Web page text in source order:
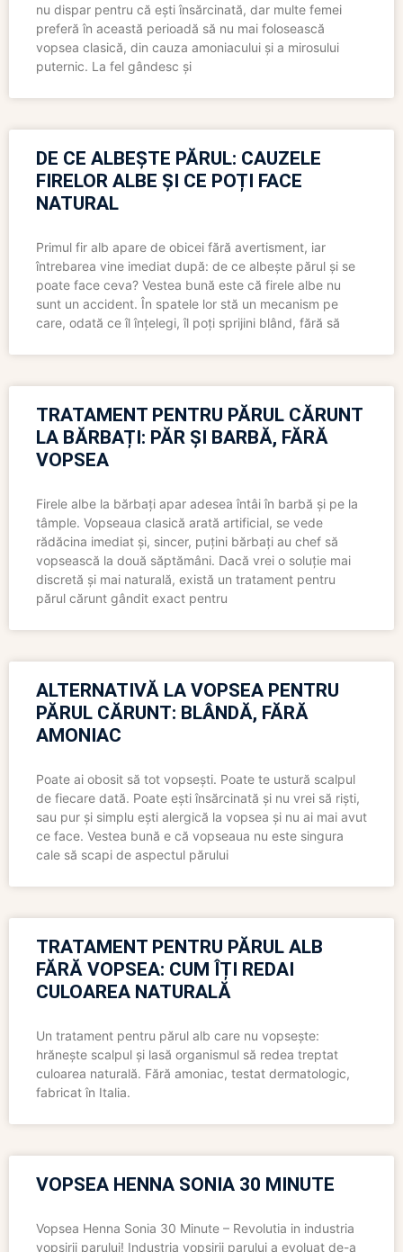
nu dispar pentru că ești însărcinată, dar multe femei
preferă în această perioadă să nu mai folosească
vopsea clasică, din cauza amoniacului și a mirosului
puternic. La fel gândesc și
DE CE ALBEȘTE PĂRUL: CAUZELE
FIRELOR ALBE ȘI CE POȚI FACE
NATURAL
Primul fir alb apare de obicei fără avertisment, iar
întrebarea vine imediat după: de ce albește părul și se
poate face ceva? Vestea bună este că firele albe nu
sunt un accident. În spatele lor stă un mecanism pe
care, odată ce îl înțelegi, îl poți sprijini blând, fără să
TRATAMENT PENTRU PĂRUL CĂRUNT
LA BĂRBAȚI: PĂR ȘI BARBĂ, FĂRĂ
VOPSEA
Firele albe la bărbați apar adesea întâi în barbă și pe la
tâmple. Vopseaua clasică arată artificial, se vede
rădăcina imediat și, sincer, puțini bărbați au chef să
vopsească la două săptămâni. Dacă vrei o soluție mai
discretă și mai naturală, există un tratament pentru
părul cărunt gândit exact pentru
ALTERNATIVĂ LA VOPSEA PENTRU
PĂRUL CĂRUNT: BLÂNDĂ, FĂRĂ
AMONIAC
Poate ai obosit să tot vopsești. Poate te ustură scalpul
de fiecare dată. Poate ești însărcinată și nu vrei să riști,
sau pur și simplu ești alergică la vopsea și nu ai mai avut
ce face. Vestea bună e că vopseaua nu este singura
cale să scapi de aspectul părului
TRATAMENT PENTRU PĂRUL ALB
FĂRĂ VOPSEA: CUM ÎȚI REDAI
CULOAREA NATURALĂ
Un tratament pentru părul alb care nu vopsește:
hrănește scalpul și lasă organismul să redea treptat
culoarea naturală. Fără amoniac, testat dermatologic,
fabricat în Italia.
VOPSEA HENNA SONIA 30 MINUTE
Vopsea Henna Sonia 30 Minute – Revolutia in industria
vopsirii parului! Industria vopsirii parului a evoluat de-a